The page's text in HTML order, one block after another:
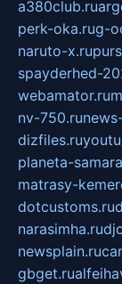
a380club.ru
perk-oka.rug-
naruto-x.ru
spayderhed-
webamator.ru
nv-750.ru
dizfiles.ru
planeta-
matrasy-
dotcustoms.ru
narasimha.ru
newsplain.ru
gbget.ru